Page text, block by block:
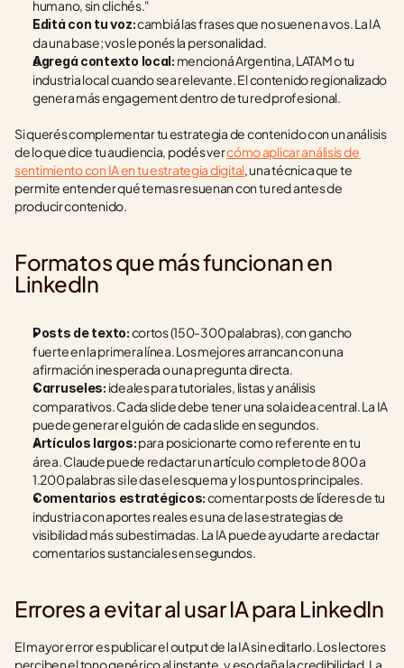
humano, sin clichés."
Editá con tu voz: cambiá las frases que no suenen a vos. La IA
da una base; vos le ponés la personalidad.
Agregá contexto local: mencioná Argentina, LATAM o tu
industria local cuando sea relevante. El contenido regionalizado
genera más engagement dentro de tu red profesional.
Si querés complementar tu estrategia de contenido con un análisis
de lo que dice tu audiencia, podés ver cómo aplicar análisis de
sentimiento con IA en tu estrategia digital, una técnica que te
permite entender qué temas resuenan con tu red antes de
producir contenido.
Formatos que más funcionan en
LinkedIn
Posts de texto: cortos (150-300 palabras), con gancho
fuerte en la primera línea. Los mejores arrancan con una
afirmación inesperada o una pregunta directa.
Carruseles: ideales para tutoriales, listas y análisis
comparativos. Cada slide debe tener una sola idea central. La IA
puede generar el guión de cada slide en segundos.
Artículos largos: para posicionarte como referente en tu
área. Claude puede redactar un artículo completo de 800 a
1.200 palabras si le das el esquema y los puntos principales.
Comentarios estratégicos: comentar posts de líderes de tu
industria con aportes reales es una de las estrategias de
visibilidad más subestimadas. La IA puede ayudarte a redactar
comentarios sustanciales en segundos.
Errores a evitar al usar IA para LinkedIn
El mayor error es publicar el output de la IA sin editarlo. Los lectores
perciben el tono genérico al instante, y eso daña la credibilidad. La